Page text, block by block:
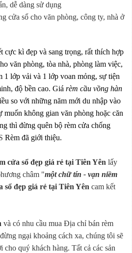
dễ dàng sử dụng
cửa sổ cho văn phòng, công ty, nhà ở
cực kì đẹp và sang trọng, rất thích hợp
văn phòng, tòa nhà, phòng làm việc,
lớp vải và 1 lớp voan mỏng, sự tiện
độ bền cao. Giá rèm cầu vồng hàn
so với những năm mới du nhập vào
muốn không gian văn phòng hoặc căn
thì đừng quên bộ rèm cửa chống
Rèm đã giới thiệu.
cửa sổ đẹp giá rẻ tại Tiên Yên lấy
châm "một chữ tín - vạn niềm
sổ đẹp giá rẻ tại Tiên Yên cam kết
và có nhu cầu mua Địa chỉ bán rèm
ngại khoảng cách xa, chúng tôi sẽ
quý khách hàng. Tất cả các sản